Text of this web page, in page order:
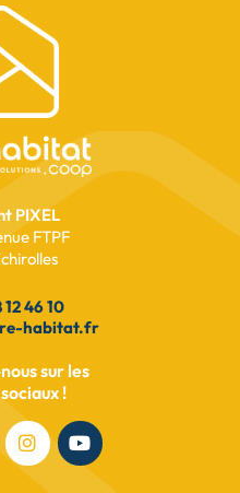
Pied
de
page
PIXEL
FTPF
46 10
habitat.fr
sur les
!